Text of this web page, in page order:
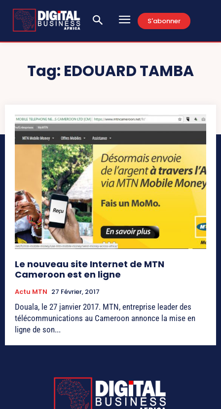
S'abonner
Tag: EDOUARD TAMBA
Le nouveau site Internet de MTN
Cameroon est en ligne
Actu MTN 27 Février, 2017
Douala, le 27 janvier 2017. MTN, entreprise leader des
télécommunications au Cameroon annonce la mise en
ligne de son...